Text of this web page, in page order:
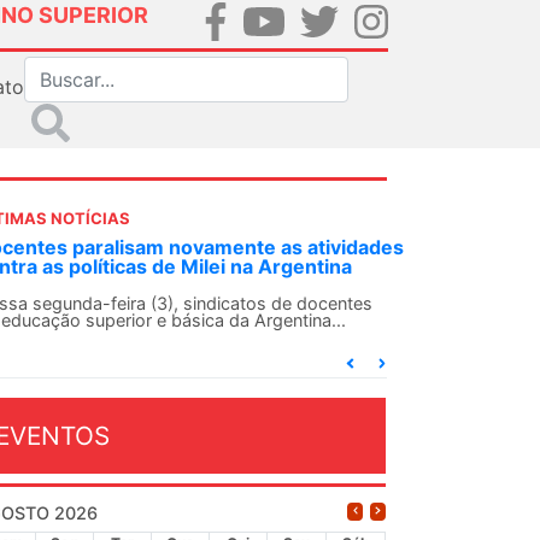
SUPERIOR
NOTÍCIAS
SN convoca docentes para Dia de
Internacionalista com Cuba em
de agosto
SN conclama suas seções sindicais e o